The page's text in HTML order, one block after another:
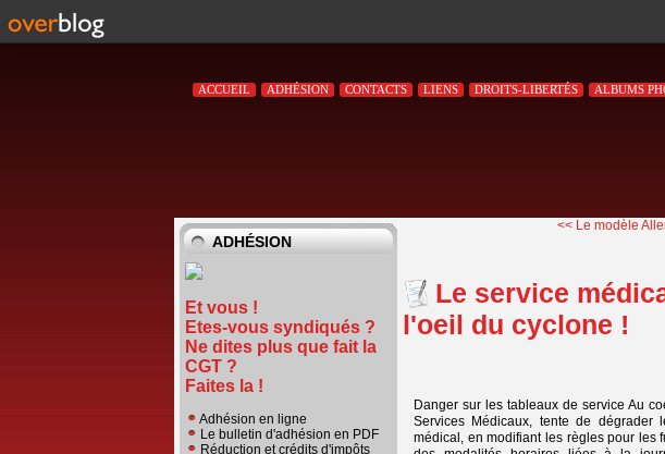
ACCUEIL ADHÉSION CONTACTS LIENS DROITS-LIBERTÉS ALBUMS
ADHÉSION
Et vous !
Etes-vous syndiqués ?
Ne dites plus que fait la
CGT ?
Faites la !
Adhésion en ligne
Le bulletin d'adhésion en PDF
Réduction et crédits d'impôts
<< Le modèle
Le service
l'oeil du cyclone !
Danger sur les tableaux de service Au
Services Médicaux, tente de
médical, en modifiant les règles pour les